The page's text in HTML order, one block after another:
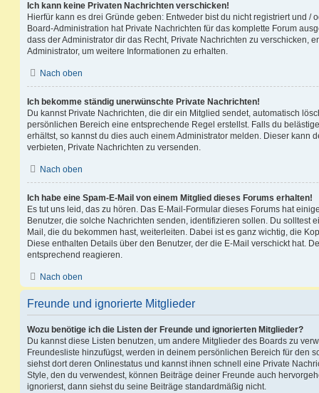
Ich kann keine Privaten Nachrichten verschicken!
Hierfür kann es drei Gründe geben: Entweder bist du nicht registriert und /
Board-Administration hat Private Nachrichten für das komplette Forum
dass der Administrator dir das Recht, Private Nachrichten zu verschicken,
Administrator, um weitere Informationen zu erhalten.
Nach oben
Ich bekomme ständig unerwünschte Private Nachrichten!
Du kannst Private Nachrichten, die dir ein Mitglied sendet, automatisch
persönlichen Bereich eine entsprechende Regel erstellst. Falls du
erhältst, so kannst du dies auch einem Administrator melden. Dieser kann
verbieten, Private Nachrichten zu versenden.
Nach oben
Ich habe eine Spam-E-Mail von einem Mitglied dieses Forums erhalten!
Es tut uns leid, das zu hören. Das E-Mail-Formular dieses Forums hat
Benutzer, die solche Nachrichten senden, identifizieren sollen. Du solltest
Mail, die du bekommen hast, weiterleiten. Dabei ist es ganz wichtig, die
Diese enthalten Details über den Benutzer, der die E-Mail verschickt hat.
entsprechend reagieren.
Nach oben
Freunde und ignorierte Mitglieder
Wozu benötige ich die Listen der Freunde und ignorierten Mitglieder?
Du kannst diese Listen benutzen, um andere Mitglieder des Boards zu
Freundesliste hinzufügst, werden in deinem persönlichen Bereich für den
siehst dort deren Onlinestatus und kannst ihnen schnell eine Private
Style, den du verwendest, können Beiträge deiner Freunde auch
ignorierst, dann siehst du seine Beiträge standardmäßig nicht.